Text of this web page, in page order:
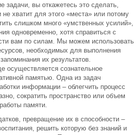
задачи, вы откажетесь это сделать,
хватит для этого «места» или потому
слишком много «умственных усилий»,
одновременно, хотя справиться с
вам по силам. Мы можем использовать
необходимых для выполнения
их результатов.
осуществляется сознательное
памятью. Одна из задач
информации – облегчить процесс
сократить пространство или объем
памяти.
превращение их в способности –
решить которую без знаний и